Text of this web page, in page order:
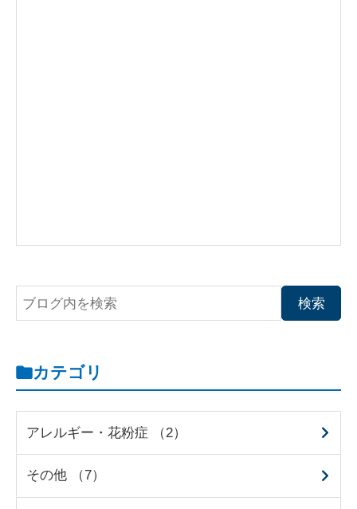
カテゴリ
アレルギー・花粉症 （2）
その他 （7）